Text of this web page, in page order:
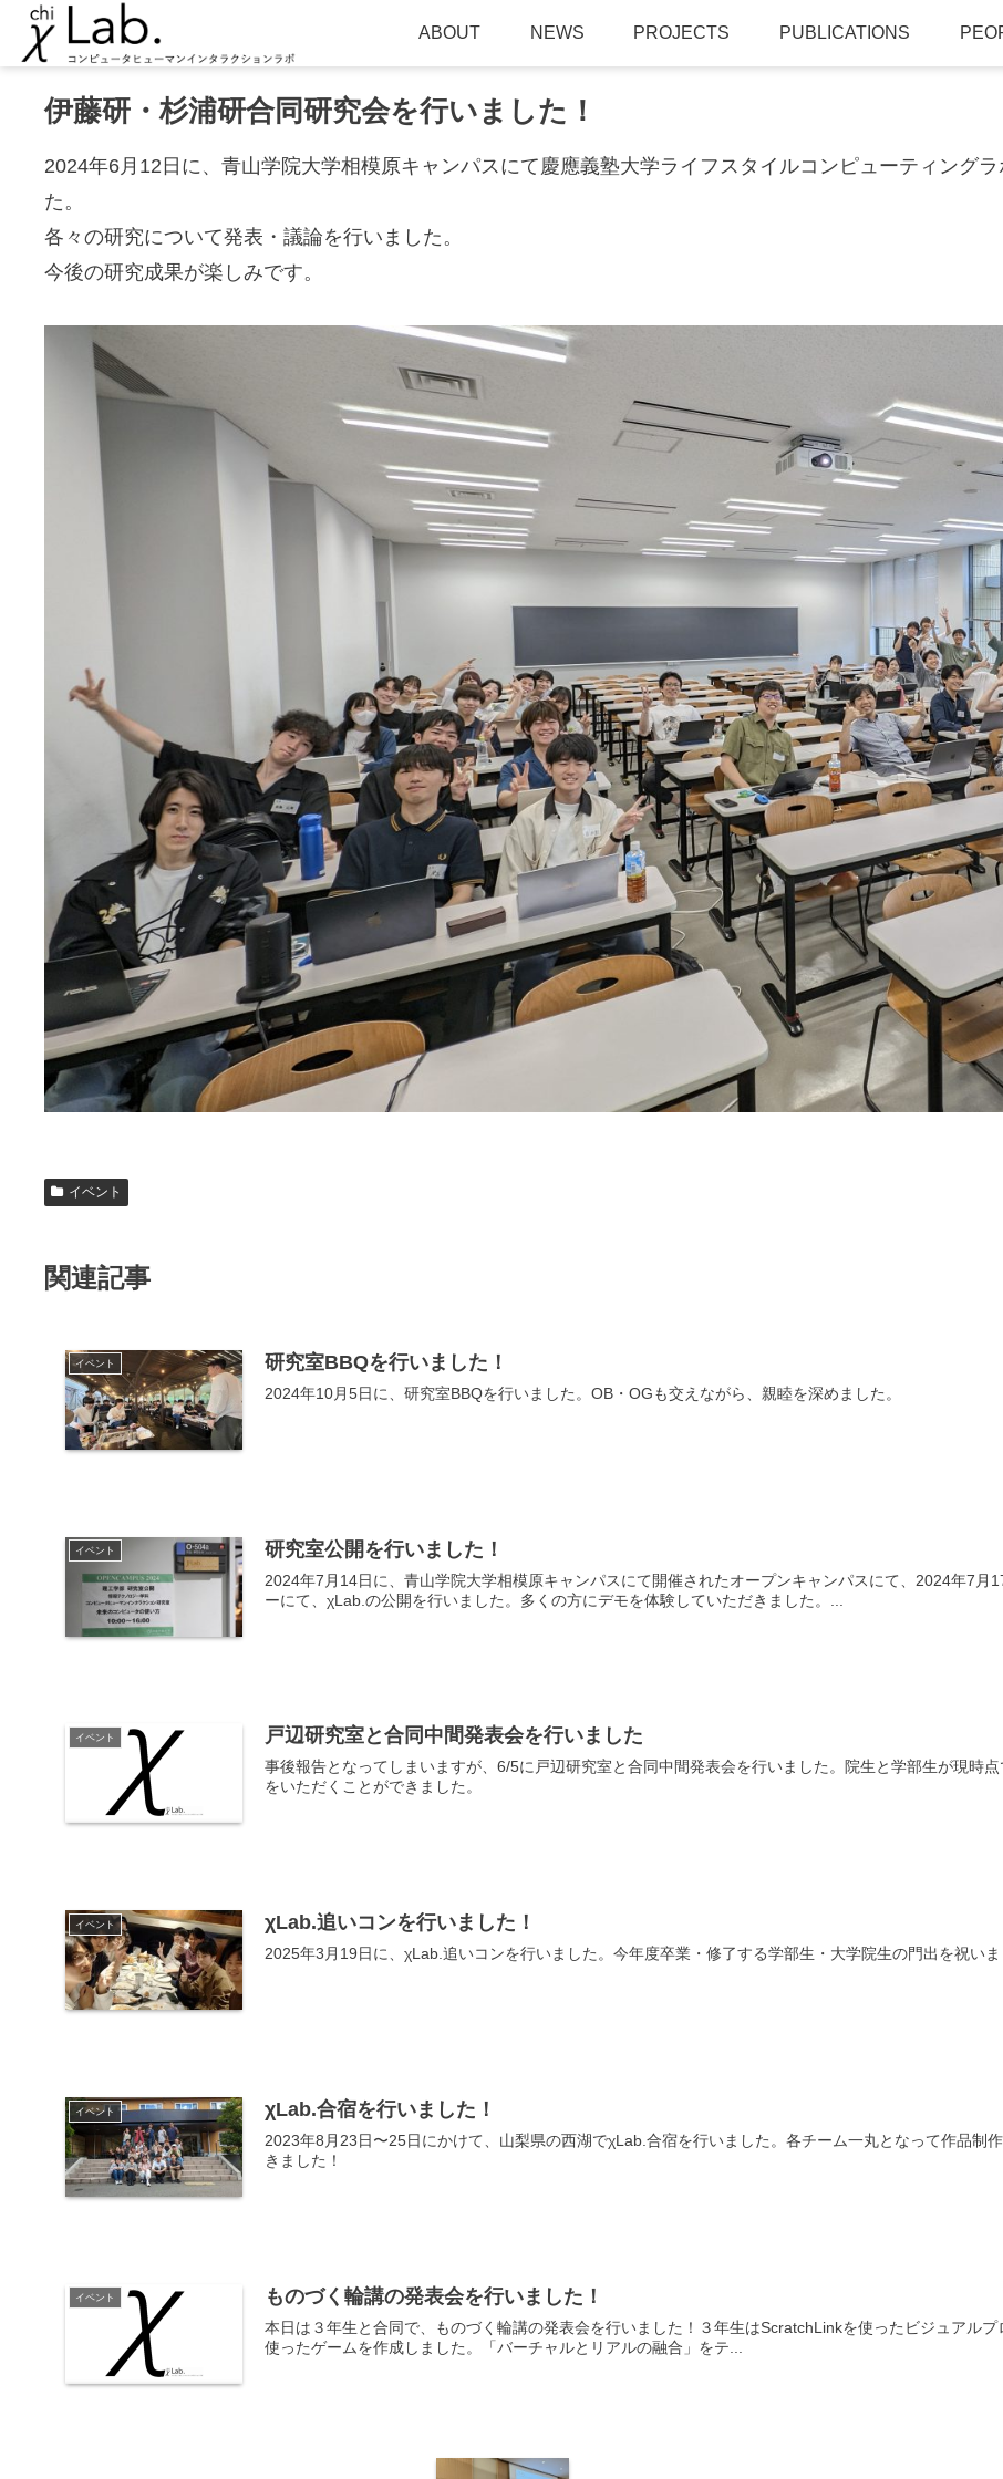
ABOUT NEWS PROJECTS PUBLICATIONS
伊藤研・杉浦研合同研究会を行いました！
2024年6月12日に、青山学院大学相模原キャンパスにて慶應義塾大学ライフスタイルコンピューティング
た。
各々の研究について発表・議論を行いました。
今後の研究成果が楽しみです。
イベント
関連記事
イベント 研究室BBQを行いました！
2024年10月5日に、研究室BBQを行いました。OB・OGも交えながら、親睦を深めました。
イベント 研究室公開を行いました！
2024年7月14日に、青山学院大学相模原キャンパスにて開催されたオープンキャンパスにて、2024年7
ーにて、χLab.の公開を行いました。多くの方にデモを体験していただきました。...
イベント 戸辺研究室と合同中間発表会を行いました
事後報告となってしまいますが、6/5に戸辺研究室と合同中間発表会を行いました。院生と学部生が現時
をいただくことができました。
イベント χLab.追いコンを行いました！
2025年3月19日に、χLab.追いコンを行いました。今年度卒業・修了する学部生・大学院生の門出を祝いま
イベント χLab.合宿を行いました！
2023年8月23日〜25日にかけて、山梨県の西湖でχLab.合宿を行いました。各チーム一丸となって作品制
きました！
イベント ものづく輪講の発表会を行いました！
本日は３年生と合同で、ものづく輪講の発表会を行いました！３年生はScratchLinkを使ったビジュアル
使ったゲームを作成しました。「バーチャルとリアルの融合」をテ...